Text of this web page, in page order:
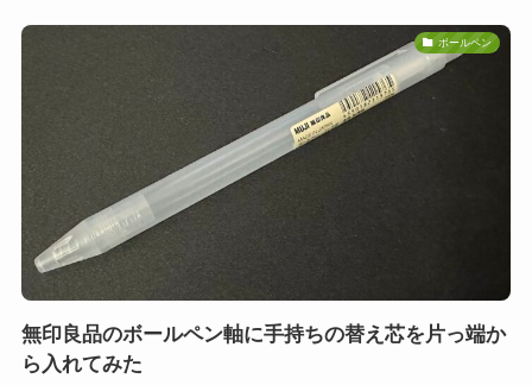
ボールペン
無印良品のボールペン軸に手持ちの替え芯を片っ端か
ら入れてみた